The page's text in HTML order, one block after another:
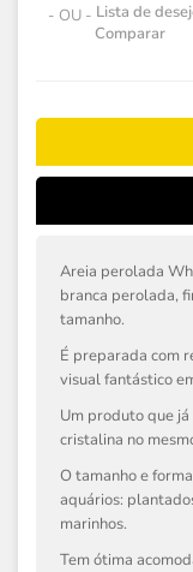
- OU - Lista de
Comparar
Areia perolada
branca perolada,
tamanho.
É preparada com
visual fantástico
Um produto que
cristalina no
O tamanho e
aquários:
marinhos.
Tem ótima